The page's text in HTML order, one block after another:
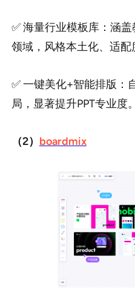
✅ 海量行业模板库：涵
领域，风格本土化、适配
✅ 一键美化+智能排版：
局，显著提升PPT专业度。
（2） boardmix